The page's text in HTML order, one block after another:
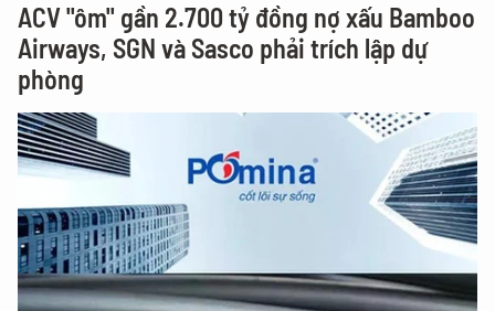
ACV "ôm" gần 2.700 tỷ đồng nợ xấu Bamboo
Airways, SGN và Sasco phải trích lập dự
phòng